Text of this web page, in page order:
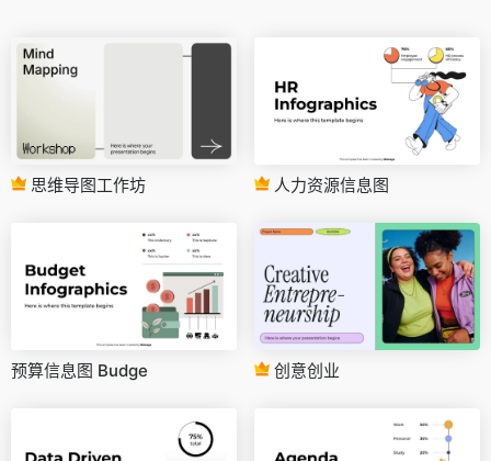
思维导图工作坊 人力资源信息图
预算信息图 Budge 创意创业